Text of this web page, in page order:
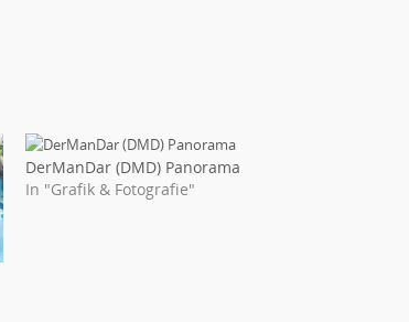
DerManDar (DMD) Panorama
In "Grafik & Fotografie"